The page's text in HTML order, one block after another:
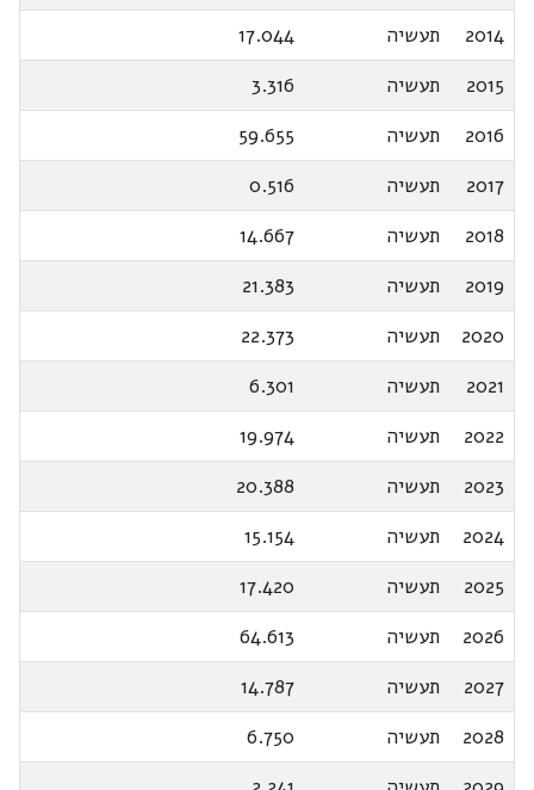
2014 תעשיה
17.044
2015
תעשיה
3.316
2016
תעשיה
59.655
2017
תעשיה
0.516
2018
תעשיה
14.667
2019
תעשיה
21.383
2020
תעשיה
22.373
2021
תעשיה
6.301
2022
תעשיה
19.974
2023
תעשיה
20.388
2024
תעשיה
15.154
2025
תעשיה
17.420
2026
תעשיה
64.613
2027
תעשיה
14.787
2028
תעשיה
6.750